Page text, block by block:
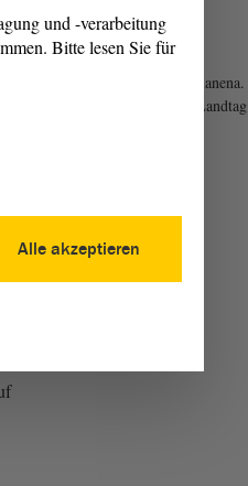
Ein Blick auf die
Fischauftstiegs- und
Fischabstiegsanlage am
Wasserkraftwerk Halle-Planena.
Foto: Jaqueline Kriener/Landtag
und -verarbeitung
Bitte lesen Sie für
Alle akzeptieren